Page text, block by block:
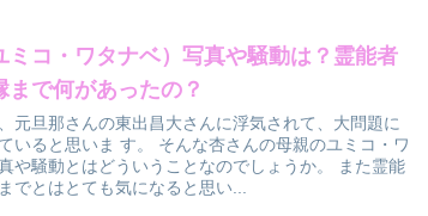
ミコ・ワタナベ）写真や騒動は？霊能者
まで何があったの？
元旦那さんの東出昌大さんに浮気されて、大問題に
いると思いま す。 そんな杏さんの母親のユミコ・ワ
や騒動とはどういうことなのでしょうか。 また霊能
でとはとても気になると思い...